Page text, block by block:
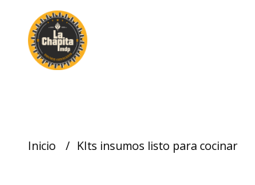
Inicio KIts insumos listo para cocinar